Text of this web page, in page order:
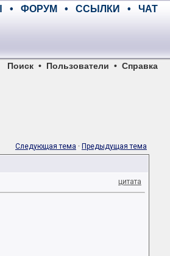
• ФОРУМ • ССЫЛКИ • ЧАТ
Поиск • Пользователи • Справка
Следующая тема · Предыдущая тема
цитата